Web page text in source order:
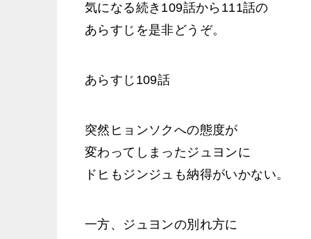
気になる続き109話から111話の
あらすじを是非どうぞ。
あらすじ109話
突然ヒョンソクへの態度が
変わってしまったジュヨンに
ドヒもジンジュも納得がいかない。
一方、ジュヨンの別れ方に